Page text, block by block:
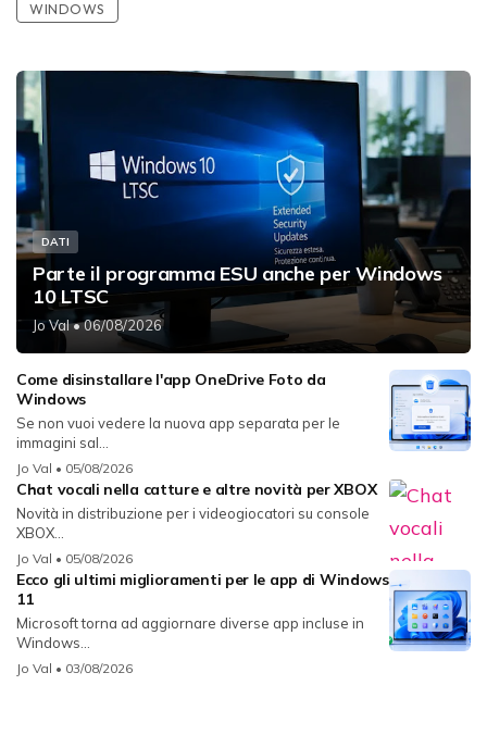
WINDOWS
DATI
Parte il programma ESU anche per Windows
10 LTSC
Jo Val• 06/08/2026
Come disinstallare l'app OneDrive Foto da
Windows
Se non vuoi vedere la nuova app separata per le
immagini sal...
Jo Val • 05/08/2026
Chat vocali nella catture e altre novità per XBOX
Novità in distribuzione per i videogiocatori su console
XBOX...
Jo Val • 05/08/2026
Ecco gli ultimi miglioramenti per le app di Windows
11
Microsoft torna ad aggiornare diverse app incluse in
Windows...
Jo Val • 03/08/2026